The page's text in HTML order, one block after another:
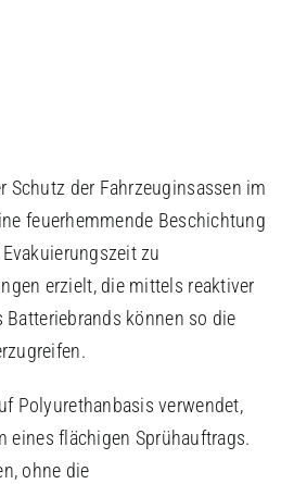
Schutz der Fahrzeuginsassen im
feuerhemmende Beschichtung
zu
erzielt, die mittels reaktiver
können so die
Polyurethanbasis verwendet,
eines flächigen Sprühauftrags.
ohne die